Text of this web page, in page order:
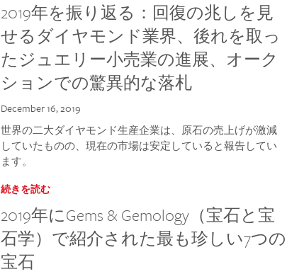
2019年を振り返る：回復の兆しを見
せるダイヤモンド業界、後れを取っ
たジュエリー小売業の進展、オーク
ションでの驚異的な落札
December 16, 2019
世界の二大ダイヤモンド生産企業は、原石の売上げが激減
していたものの、現在の市場は安定していると報告してい
ます。
続きを読む
2019年にGems & Gemology（宝石と宝
石学）で紹介された最も珍しい7つの
宝石